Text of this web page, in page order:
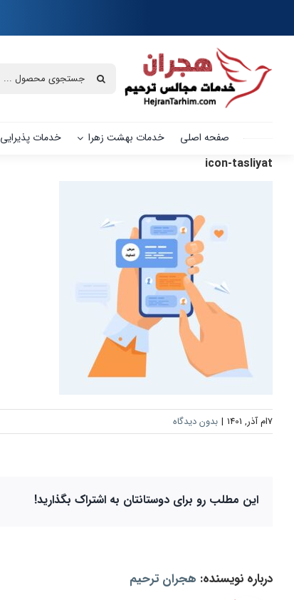
جستجو
صفحه اصلی خدمات بهشت زهرا خدمات پذیرایی
icon-tasliyat
7ام آذر, 1401 | بدون دیدگاه
این مطلب رو برای دوستانتان به اشتراک بگذارید!
درباره نویسنده: هجران ترحیم